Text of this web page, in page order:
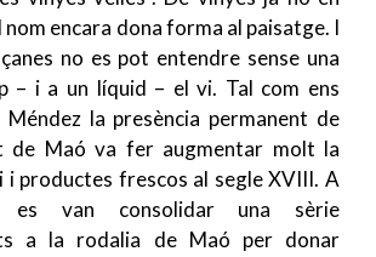
nom encara dona forma al paisatge. I
no es pot entendre sense una
– i a un líquid – el vi. Tal com ens
Méndezla presència permanent de
de Maó va fer augmentar molt la
i productes frescos al segle XVIII. A
van consolidar una sèrie
a la rodalia de Maó per donar